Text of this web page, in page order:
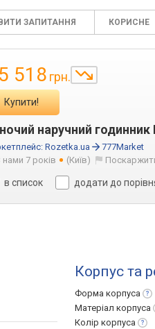
ЗАПИТАННЯ КОРИСНЕ
5 518 грн.
Купити!
наручний годинник
Rozetka.ua
777Market
нами 7 років
(Київ)
в список додати до
Корпус та
Форма корпуса
Матеріал корпуса
Колір корпуса